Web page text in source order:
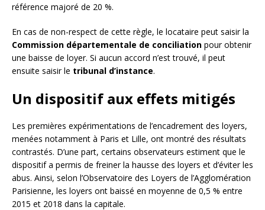
référence majoré de 20 %.
En cas de non-respect de cette règle, le locataire peut saisir la
Commission départementale de conciliation pour obtenir
une baisse de loyer. Si aucun accord n’est trouvé, il peut
ensuite saisir le tribunal d’instance.
Un dispositif aux effets mitigés
Les premières expérimentations de l’encadrement des loyers,
menées notamment à Paris et Lille, ont montré des résultats
contrastés. D’une part, certains observateurs estiment que le
dispositif a permis de freiner la hausse des loyers et d’éviter les
abus. Ainsi, selon l’Observatoire des Loyers de l’Agglomération
Parisienne, les loyers ont baissé en moyenne de 0,5 % entre
2015 et 2018 dans la capitale.